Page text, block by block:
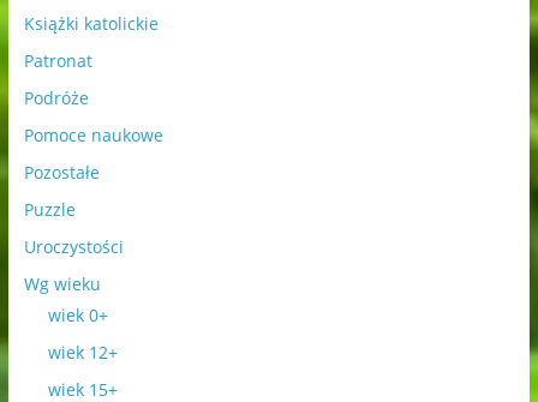
Książki katolickie
Patronat
Podróże
Pomoce naukowe
Pozostałe
Puzzle
Uroczystości
Wg wieku
wiek 0+
wiek 12+
wiek 15+